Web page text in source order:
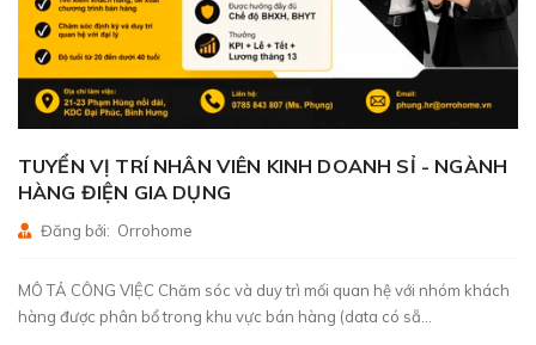
TUYỂN VỊ TRÍ NHÂN VIÊN KINH DOANH SỈ - NGÀNH
HÀNG ĐIỆN GIA DỤNG
Đăng bởi: Orrohome
MÔ TẢ CÔNG VIỆC Chăm sóc và duy trì mối quan hệ với nhóm khách
hàng được phân bổ trong khu vực bán hàng (data có sẵ...